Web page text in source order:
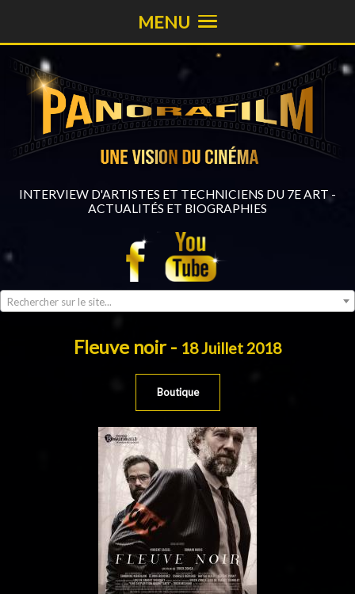
INTERVIEW D'ARTISTES ET TECHNICIENS DU 7E ART -
ACTUALITÉS ET BIOGRAPHIES
Rechercher sur le site...
MENU
Fleuve noir - 18 Juillet 2018
Boutique